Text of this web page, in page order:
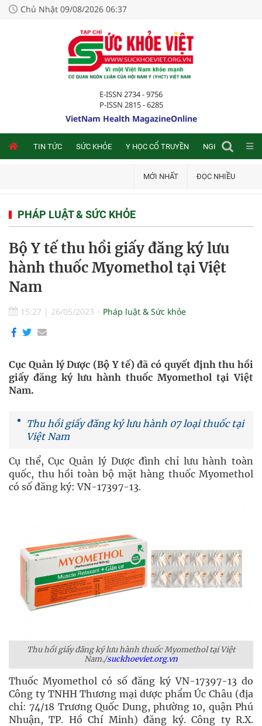
Chủ Nhật 09/08/2026 06:37
E-ISSN 2734 - 9756
P-ISSN 2815 - 6285
VietNam Health MagazineOnline
TIN TỨC SỨC KHỎE Y HỌC CỔ TRUYỀN NGHIÊN CỨU
MỚI NHẤT ĐỌC NHIỀU
PHÁP LUẬT & SỨC KHỎE
Bộ Y tế thu hồi giấy đăng ký lưu
hành thuốc Myomethol tại Việt
Nam
15:27 | 26/05/2023 Pháp luật & Sức khỏe
Cục Quản lý Dược (Bộ Y tế) đã có quyết định thu hồi
giấy đăng ký lưu hành thuốc Myomethol tại Việt
Nam.
Thu hồi giấy đăng ký lưu hành 07 loại thuốc tại
Việt Nam
Cụ thể, Cục Quản lý Dược đình chỉ lưu hành toàn
quốc, thu hồi toàn bộ mặt hàng thuốc Myomethol
có số đăng ký: VN-17397-13.
Thu hồi giấy đăng ký lưu hành thuốc Myomethol tại Việt
Nam./suckhoeviet.org.vn
Thuốc Myomethol có số đăng ký VN-17397-13 do
Công ty TNHH Thương mại dược phẩm Úc Châu (địa
chỉ: 74/18 Trương Quốc Dung, phường 10, quận Phú
Nhuận, TP. Hồ Chí Minh) đăng ký. Công ty R.X.